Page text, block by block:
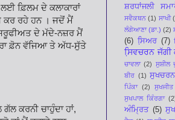
ਫ਼ਿਲਮ ਦੇ ਕਲਾਕਾਰਾਂ
ਕਰ ਰਹੇ ਹਨ । ਜਦੋਂ ਮੈਂ
ਦੇ ਮੱਦੇ-ਨਜ਼ਰ ਮੈਂ
ਫ਼ੋਨ ਵੱਜਿਆ ਤੇ ਅੱਧ-ਸੁੱਤੇ
ਕਰਨੀ ਚਾਹੁੰਦਾ ਹਾਂ,
ਸ਼ਰਧਾਂਜਲੀ
ਸਵੈਕਥਨ (1) ਸਾਖੀ
ਲੰਗੇਆਣਾ (ਡਾ.) (2)
(6) ਸਿ਼ਅਰ (7)
ਸਿ਼ਵਚਰਨ ਜੱਗੀ
ਚਾਵਲਾ (2) ਸੁਸ਼ੀਲ
ਬੀਰ (1)
ਪਿੰਕਾ (2)
ਸੁਖਪਾਲ ਕਿੰਰਗਾ
ਅੰਮ੍ਰਿਤ (5)